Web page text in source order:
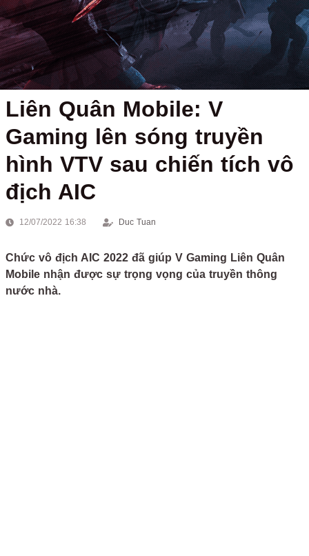
Liên Quân Mobile: V
Gaming lên sóng truyền
hình VTV sau chiến tích vô
địch AIC
12/07/2022 16:38 Duc Tuan
Chức vô địch AIC 2022 đã giúp V Gaming Liên Quân
Mobile nhận được sự trọng vọng của truyền thông
nước nhà.